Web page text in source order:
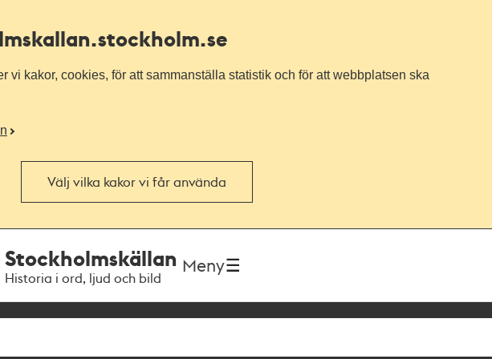
.stockholm.se
vi kakor, cookies, för att sammanställa statistik och för att webbplatsen ska
Välj vilka kakor vi får använda
Stockholmskällan
Historia i ord, ljud och bild
Meny